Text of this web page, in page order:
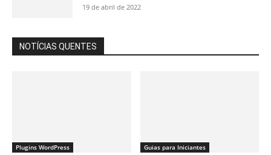
19 de abril de 2022
NOTÍCIAS QUENTES
Plugins WordPress Guias para Iniciantes